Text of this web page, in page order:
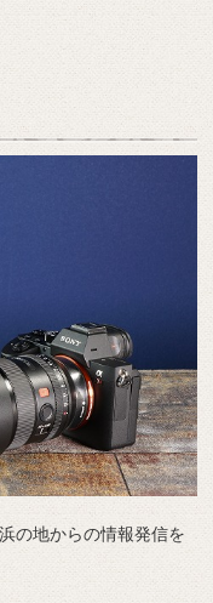
の地からの情報発信を